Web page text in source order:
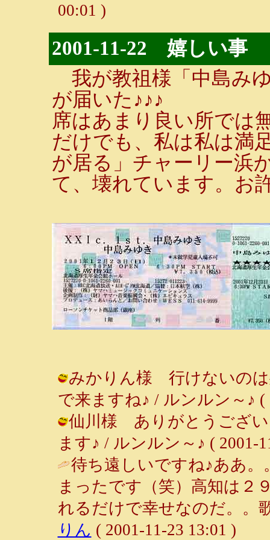
00:01 )
2001-11-22 嬉しい事
我が教祖様「中島み
が届いた♪♪♪
席はあまり良い所では
だけでも、私は私は満
が居る」チャーリー浜
て、壊れています。お
みかりん様 行けないのは
で来ますね♪ / ルンルン～♪ (
仙川様 ありがとうござい
ます♪ / ルンルン～♪ ( 2001-
待ち遠しいですね♪ああ
まったです（笑）高知は２
れるだけで幸せなのだ。。
りん ( 2001-11-23 13:01 )